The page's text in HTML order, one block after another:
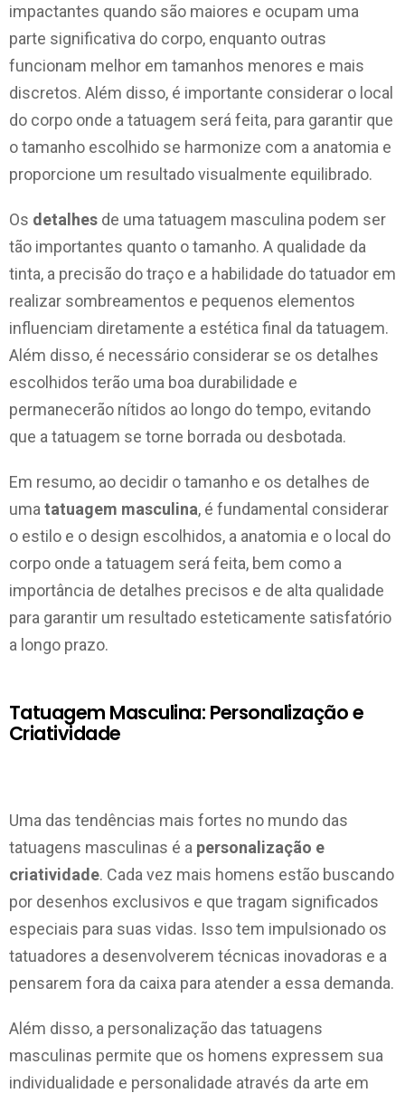
impactantes quando são maiores e ocupam uma
parte significativa do corpo, enquanto outras
funcionam melhor em tamanhos menores e mais
discretos. Além disso, é importante considerar o local
do corpo onde a tatuagem será feita, para garantir que
o tamanho escolhido se harmonize com a anatomia e
proporcione um resultado visualmente equilibrado.
Os detalhes de uma tatuagem masculina podem ser
tão importantes quanto o tamanho. A qualidade da
tinta, a precisão do traço e a habilidade do tatuador em
realizar sombreamentos e pequenos elementos
influenciam diretamente a estética final da tatuagem.
Além disso, é necessário considerar se os detalhes
escolhidos terão uma boa durabilidade e
permanecerão nítidos ao longo do tempo, evitando
que a tatuagem se torne borrada ou desbotada.
Em resumo, ao decidir o tamanho e os detalhes de
uma tatuagem masculina, é fundamental considerar
o estilo e o design escolhidos, a anatomia e o local do
corpo onde a tatuagem será feita, bem como a
importância de detalhes precisos e de alta qualidade
para garantir um resultado esteticamente satisfatório
a longo prazo.
Tatuagem Masculina: Personalização e
Criatividade
Uma das tendências mais fortes no mundo das
tatuagens masculinas é a personalização e
criatividade. Cada vez mais homens estão buscando
por desenhos exclusivos e que tragam significados
especiais para suas vidas. Isso tem impulsionado os
tatuadores a desenvolverem técnicas inovadoras e a
pensarem fora da caixa para atender a essa demanda.
Além disso, a personalização das tatuagens
masculinas permite que os homens expressem sua
individualidade e personalidade através da arte em